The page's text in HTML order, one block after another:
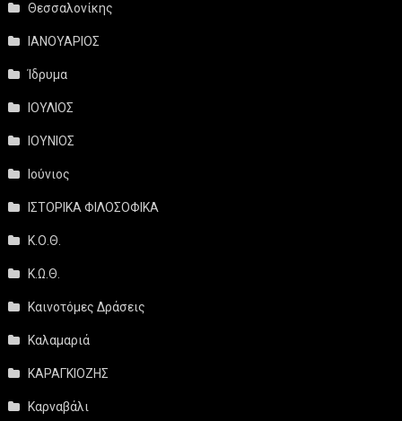
Θεσσαλονίκης
ΙΑΝΟΥΑΡΙΟΣ
Ίδρυμα
ΙΟΥΛΙΟΣ
ΙΟΥΝΙΟΣ
Ιούνιος
ΙΣΤΟΡΙΚΑ ΦΙΛΟΣΟΦΙΚΑ
Κ.Ο.Θ.
Κ.Ω.Θ.
Καινοτόμες Δράσεις
Καλαμαριά
ΚΑΡΑΓΚΙΟΖΗΣ
Καρναβάλι